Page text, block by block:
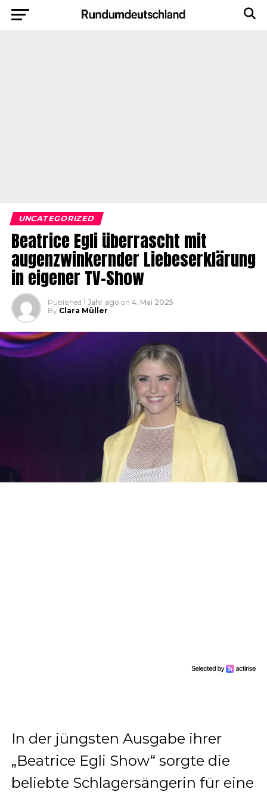
UNCATEGORIZED
Beatrice Egli überrascht mit
augenzwinkernder Liebeserklärung
in eigener TV-Show
Published 1 Jahr ago on 4. Mai 2025
By Clara Müller
In der jüngsten Ausgabe ihrer
„Beatrice Egli Show“ sorgte die
beliebte Schlagersängerin für eine